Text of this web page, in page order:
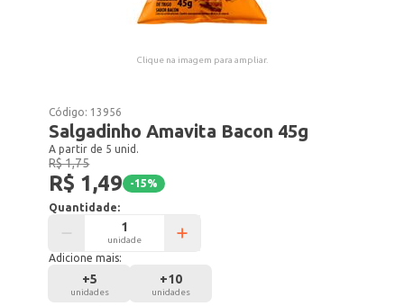
Clique na imagem para ampliar.
Código: 13956
Salgadinho Amavita Bacon 45g
A partir de 5 unid.
R$ 1,75
R$ 1,49 -15%
Quantidade:
unidade
Adicione mais:
+5
unidades
+10
unidades